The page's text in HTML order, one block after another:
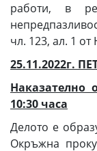
работи, в
чл. 123, ал. 1 от
25.11.2022г.
Наказателно
10:30 часа
Делото е
Окръжна